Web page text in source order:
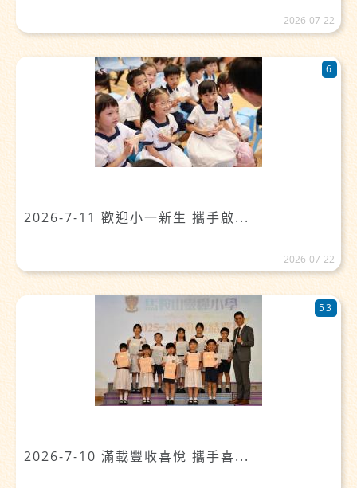
2026-07-22
2026-7-11 歡迎小一新生 攜手啟...
6
2026-07-22
2026-7-10 滿載豐收喜悅 攜手喜...
53